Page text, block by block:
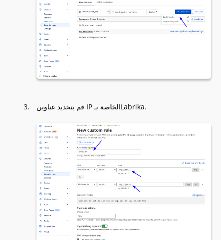
قم بتحديد عناوين IP الخاصة بـLabrika.